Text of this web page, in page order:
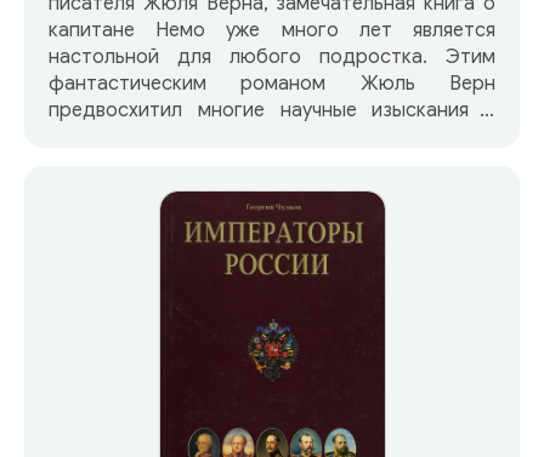
капитане Немо уже много лет является
настольной для любого подростка. Этим
фантастическим романом Жюль Верн
предвосхитил многие научные изыскания и
существовало подводных лодок, а
придуманный автором «Наутилус» уже
совершил кругосветное путешествие в